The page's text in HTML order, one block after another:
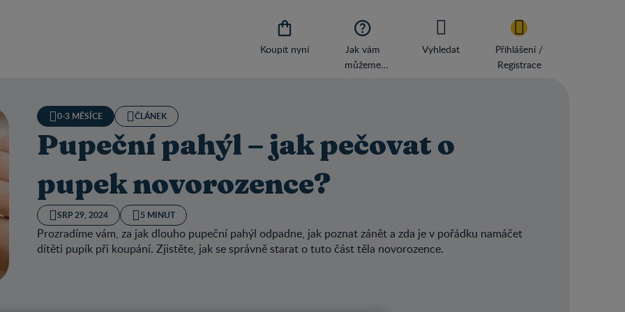

Koupit nyní

Jak vám
můžeme
Vyhledat
Přihlášení /
Registrace
0-3 MĚSÍCE ČLÁNEK
Pupeční pahýl – jak pečovat o
pupek novorozence?
SRP 29, 2024 5 MINUT
Prozradíme vám, za jak dlouho pupeční pahýl odpadne, jak poznat zánět a zda je v pořádku namáčet
dítěti pupík při koupání. Zjistěte, jak se správně starat o tuto část těla novorozence.